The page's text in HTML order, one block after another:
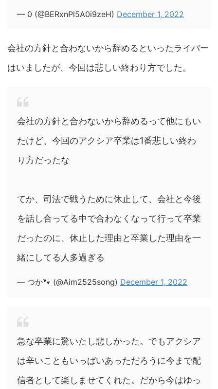
— 0 (@BERxnPl5A0i9zeH) December 1, 2022
会社の方針と合わないから辞めるといったライバー
はいましたが、今回は悲しい終わり方でした。
会社の方針と合わないから辞めるって他にもい
たけど、今回のアクシア卒業は1番悲しい終わ
り方だったな
てか、司法で戦うために休止して、会社と今後
を話し合ってる中で合わなくなって行って卒業
だったのに、休止した理由と卒業した理由を一
緒にしてる人多過ぎる
— つか🐾 (@Aim2525song) December 1, 2022
急な卒業に驚いたし悲しかった。でもアクシア
は辛いこともいっぱいあっただろうに今まで配
信者として楽しませてくれた。だから今はゆっ